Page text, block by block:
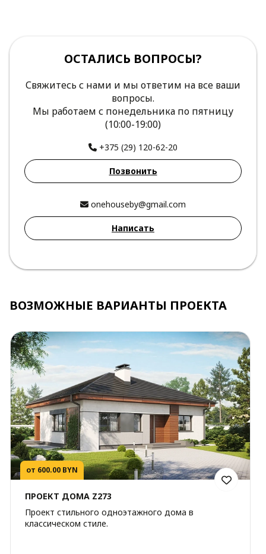
ОСТАЛИСЬ ВОПРОСЫ?
Свяжитесь с нами и мы ответим на все ваши
вопросы.
Мы работаем с понедельника по пятницу
(10:00-19:00)
+375 (29) 120-62-20
Позвонить
onehouseby@gmail.com
Написать
ВОЗМОЖНЫЕ ВАРИАНТЫ ПРОЕКТА
от 600.00 BYN
ПРОЕКТ ДОМА Z273
Проект стильного одноэтажного дома в
классическом стиле.